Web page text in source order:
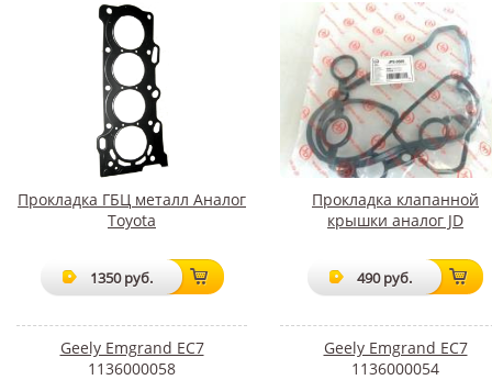
Прокладка ГБЦ металл Аналог
Toyota
1350 руб.
Geely Emgrand EC7
1136000058
Прокладка клапанной
крышки аналог JD
490 руб.
Geely Emgrand EC7
1136000054